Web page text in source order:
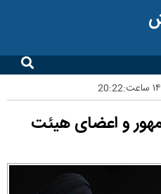
و اعضای هیئت